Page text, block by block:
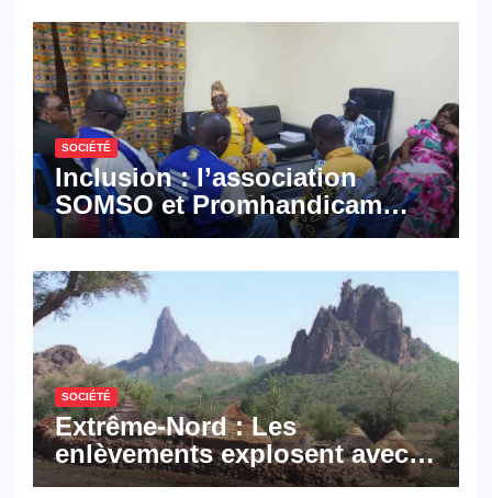
SOCIÉTÉ
Inclusion : l’association
SOMSO et Promhandicam
militent en faveur d’une
hôtellerie-restauration
SOCIÉTÉ
Extrême-Nord : Les
enlèvements explosent avec
308 victimes en trois mois